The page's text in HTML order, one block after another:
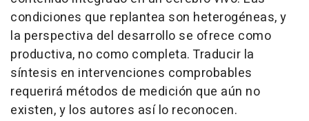
condiciones que replantea son heterogéneas, y
la perspectiva del desarrollo se ofrece como
productiva, no como completa. Traducir la
síntesis en intervenciones comprobables
requerirá métodos de medición que aún no
existen, y los autores así lo reconocen.